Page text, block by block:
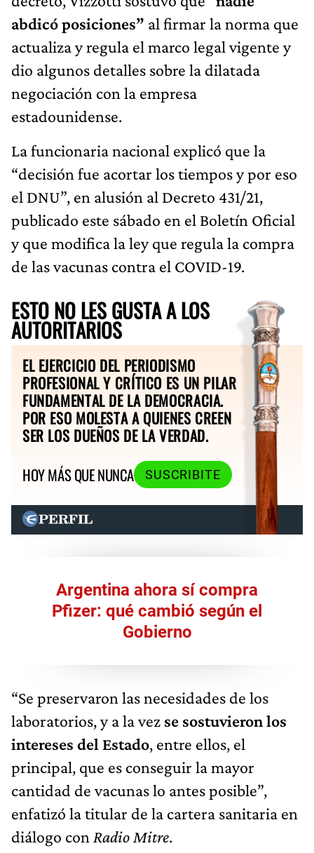
abdicó posiciones” al firmar la norma que
actualiza y regula el marco legal vigente y
dio algunos detalles sobre la dilatada
negociación con la empresa
estadounidense.
La funcionaria nacional explicó que la
“decisión fue acortar los tiempos y por eso
el DNU”, en alusión al Decreto 431/21,
publicado este sábado en el Boletín Oficial
y que modifica la ley que regula la compra
de las vacunas contra el COVID-19.
ESTO NO LES GUSTA A LOS
AUTORITARIOS
EL EJERCICIO DEL PERIODISMO
PROFESIONAL Y CRÍTICO ES UN PILAR
FUNDAMENTAL DE LA DEMOCRACIA.
POR ESO MOLESTA A QUIENES CREEN
SER LOS DUEÑOS DE LA VERDAD.
HOY MÁS QUE NUNCA
SUSCRIBITE
Argentina ahora sí compra
Pfizer: qué cambió según el
Gobierno
“Se preservaron las necesidades de los
laboratorios, y a la vez se sostuvieron los
intereses del Estado, entre ellos, el
principal, que es conseguir la mayor
cantidad de vacunas lo antes posible”,
enfatizó la titular de la cartera sanitaria en
diálogo con Radio Mitre.